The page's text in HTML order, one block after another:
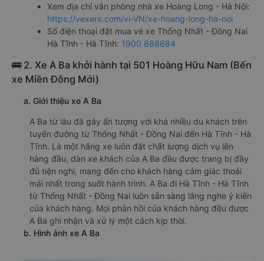
Xem địa chỉ văn phòng nhà xe Hoàng Long - Hà Nội:
https://vexere.com/vi-VN/xe-hoang-long-ha-noi
Số điện thoại đặt mua vé xe Thống Nhất - Đồng Nai
Hà Tĩnh - Hà Tĩnh: 1900 888684
🚌 2. Xe A Ba khởi hành tại 501 Hoàng Hữu Nam (Bến
xe Miền Đông Mới)
a. Giới thiệu xe A Ba
A Ba từ lâu đã gây ấn tượng với khá nhiều du khách trên
tuyến đường từ Thống Nhất - Đồng Nai đến Hà Tĩnh - Hà
Tĩnh. Là một hãng xe luôn đặt chất lượng dịch vụ lên
hàng đầu, dàn xe khách của A Ba đều được trang bị đầy
đủ tiện nghi, mang đến cho khách hàng cảm giác thoải
mái nhất trong suốt hành trình. A Ba đi Hà Tĩnh - Hà Tĩnh
từ Thống Nhất - Đồng Nai luôn sẵn sàng lắng nghe ý kiến
của khách hàng. Mọi phản hồi của khách hàng đều được
A Ba ghi nhận và xử lý một cách kịp thời.
b. Hình ảnh xe A Ba